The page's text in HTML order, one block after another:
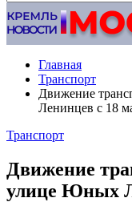
Главная
Транспорт
Движение
Ленинцев с 18
Транспорт
Движение
улице Юных